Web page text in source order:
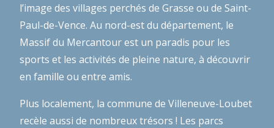
l’image des villages perchés de Grasse ou de Saint-
Paul-de-Vence. Au nord-est du département, le
Massif du Mercantour est un paradis pour les
sports et les activités de pleine nature, à découvrir
en famille ou entre amis.
Plus localement, la commune de Villeneuve-Loubet
recèle aussi de nombreux trésors ! Les parcs